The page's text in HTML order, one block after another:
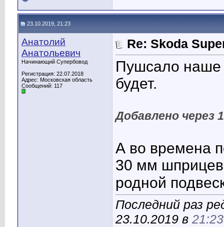
23.10.2019, 21:23
Анатолий
Анатольевич
Начинающий Супербовод
Регистрация: 22.07.2018
Адрес: Московская область
Сообщений: 117
Re: Skoda
Пушсало наше
будет.
Добавлено через
А во времена
30 мм
родной
Последний раз
23.10.2019 в 21:23